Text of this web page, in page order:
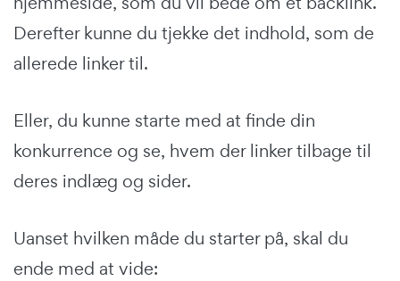
Derefter kunne du tjekke det indhold, som de
allerede linker til.
Eller, du kunne starte med at finde din
konkurrence og se, hvem der linker tilbage til
deres indlæg og sider.
Uanset hvilken måde du starter på, skal du
ende med at vide: